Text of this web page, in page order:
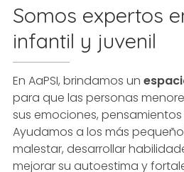
Somos expertos
infantil y juvenil
En AaPSI, brindamos un
para que las personas
sus emociones,
Ayudamos a los más
malestar, desarrollar
mejorar su autoestima y